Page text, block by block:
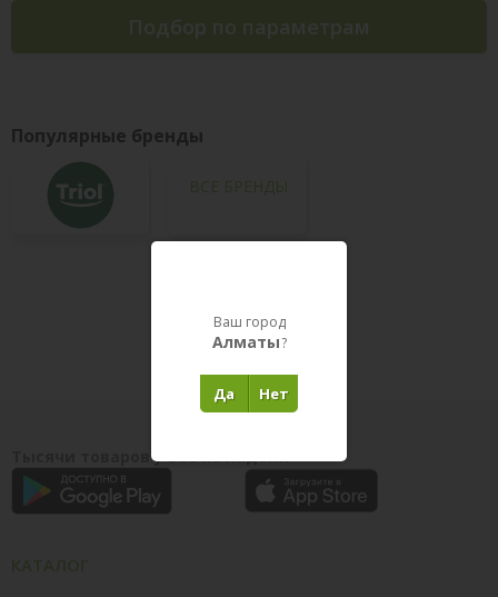
Подбор по параметрам
Популярные бренды
ВСЕ БРЕНДЫ
Тысячи товаров у вас на ладони
Ваш город
Алматы?
Нет
Да